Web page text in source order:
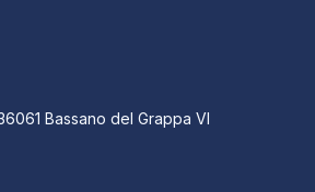
Bassano del Grappa VI